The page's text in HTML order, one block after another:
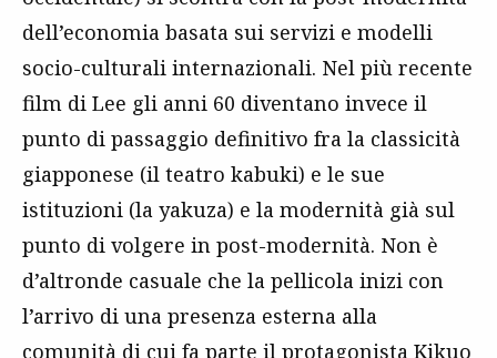
dell’economia basata sui servizi e modelli
socio-culturali internazionali. Nel più recente
film di Lee gli anni 60 diventano invece il
punto di passaggio definitivo fra la classicità
giapponese (il teatro kabuki) e le sue
istituzioni (la yakuza) e la modernità già sul
punto di volgere in post-modernità. Non è
d’altronde casuale che la pellicola inizi con
l’arrivo di una presenza esterna alla
comunità di cui fa parte il protagonista Kikuo